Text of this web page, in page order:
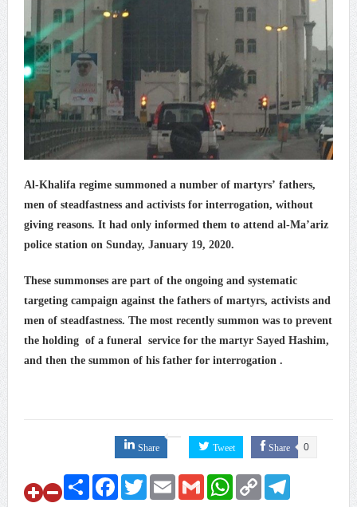
مقال: عاشوراء البحرين… ميدان جهاد بالكلمة
الفقيه القائد قاسم: لن تقتلوا الحسين.. إنّ الحسين سيقتل
طاغوتيّتكم
علماء البحرين: طلب الترخيص والإجازة من السلطة في
ممارسة الشعائر الحسينيّة هو في حقيقته محاربة لقضيّة
لجنة مراسم الوداع والتشييع ومواراة الجثمان للإمام الشهيد
السيّد علي الحسيني الخامنئي تنشر تفاصيل التشييع في
إيران والعراق
Al-Khalifa regime summoned a number of martyrs’ fathers,
men of steadfastness and activists for interrogation, without
giving reasons. It had only informed them to attend al-Ma’ariz
police station on Sunday, January 19, 2020.
These summonses are part of the ongoing and systematic
targeting campaign against the fathers of martyrs, activists and
men of steadfastness. The most recently summon was to prevent
the holding of a funeral service for the martyr Sayed Hashim,
and then the summon of his father for interrogation .
Share 0
Tweet
Share
Share FacebookTwitterEmailGmailWhatsApp
Copy
Link